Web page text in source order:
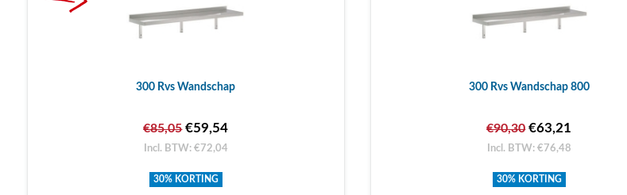
300 Rvs Wandschap
€85,05€59,54
Incl. BTW: €72,04
30% KORTING
300 Rvs Wandschap 800
€90,30€63,21
Incl. BTW: €76,48
30% KORTING